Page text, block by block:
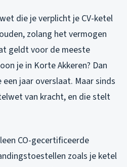
die je verplicht je CV-ketel
zolang het vermogen
geldt voor de meeste
je in Korte Akkeren? Dan
jaar overslaat. Maar sinds
van kracht, en die stelt
CO-gecertificeerde
zoals je ketel